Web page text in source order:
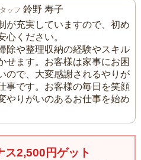
ッフ 鈴野 寿子
が充実していますので、初め
心ください。
除や整理収納の経験やスキル
せます。お客様は家事にお困
ので、大変感謝されるやりが
事です。お客様の毎日を笑顔
やりがいのあるお仕事を始め
ス2,500円ゲット